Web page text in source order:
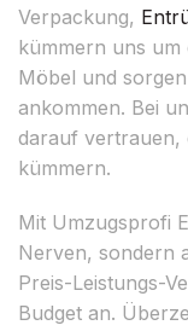
Verpackung,
kümmern uns um
Möbel und
ankommen. Bei
darauf vertrauen,
kümmern.
Mit Umzugsprofi
Nerven, sondern
Preis-Leistungs-
Budget an.